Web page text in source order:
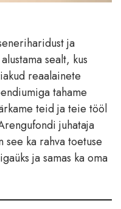
ja
sealt, kus
reaalainete
tahame
teid ja teie tööl
juhataja
ka rahva toetuse
ja samas ka oma